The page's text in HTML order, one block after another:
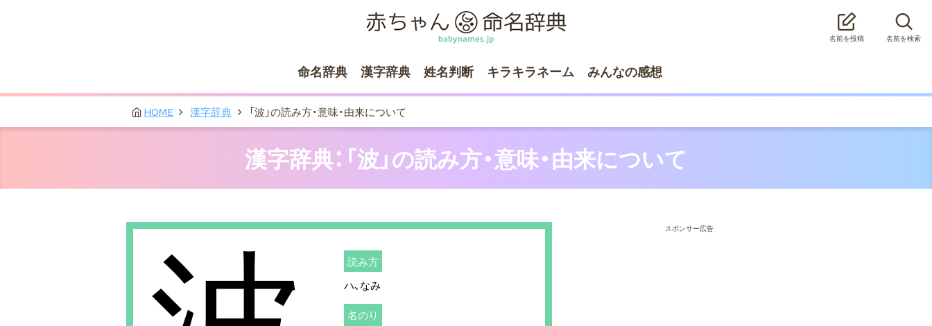
名前を投稿 名前を検索
命名辞典 漢字辞典 姓名判断 キラキラネーム みんなの感想
HOME 漢字辞典 「波」の読み方・意味・由来について
漢字辞典：「波」の読み方・意味・由来について
読み方
ハ、なみ
名のり
スポンサー広告